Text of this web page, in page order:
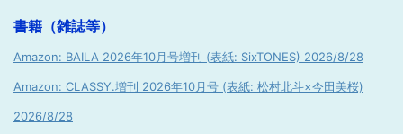
書籍（雑誌等）
Amazon: BAILA 2026年10月号増刊 (表紙: SixTONES) 2026/8/28
Amazon: CLASSY.増刊 2026年10月号 (表紙: 松村北斗×今田美桜)
2026/8/28